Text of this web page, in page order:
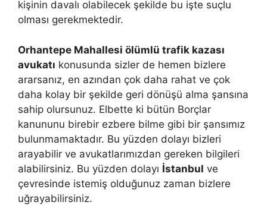
kişinin davalı olabilecek şekilde bu işte suçlu
olması gerekmektedir.
Orhantepe Mahallesi ölümlü trafik kazası
avukatı konusunda sizler de hemen bizlere
ararsanız, en azından çok daha rahat ve çok
daha kolay bir şekilde geri dönüşü alma şansına
sahip olursunuz. Elbette ki bütün Borçlar
kanununu birebir ezbere bilme gibi bir şansımız
bulunmamaktadır. Bu yüzden dolayı bizleri
arayabilir ve avukatlarımızdan gereken bilgileri
alabilirsiniz. Bu yüzden dolayı İstanbul ve
çevresinde istemiş olduğunuz zaman bizlere
uğrayabilirsiniz.